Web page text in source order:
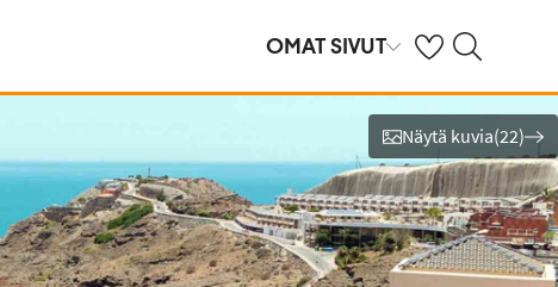
OMAT SIVUT OmatHaku
Näytä kuvia(22)